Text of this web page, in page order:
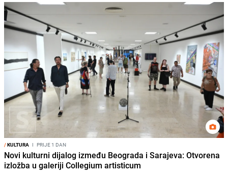
/KULTURA I PRIJE 1 DAN
Novi kulturni dijalog između Beograda i Sarajeva: Otvorena
izložba u galeriji Collegium artisticum